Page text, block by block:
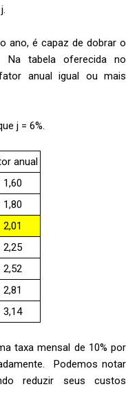
ano, é capaz de dobrar o
tabela oferecida no
anual igual ou mais
j = 6%.
anual
1,60
1,80
2,01
2,25
2,52
2,81
3,14
taxa mensal de 10% por
Podemos notar
reduzir seus custos